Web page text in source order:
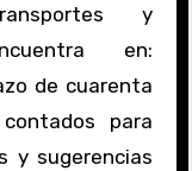
y
en:
de cuarenta
para
y sugerencias